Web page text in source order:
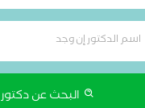
البحث عن دكتور